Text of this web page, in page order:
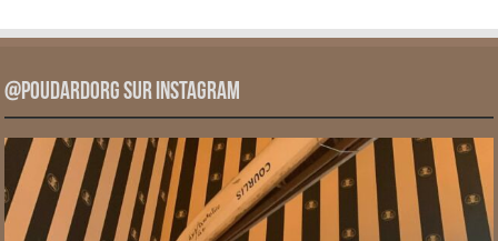
@PoudardOrg sur Instagram